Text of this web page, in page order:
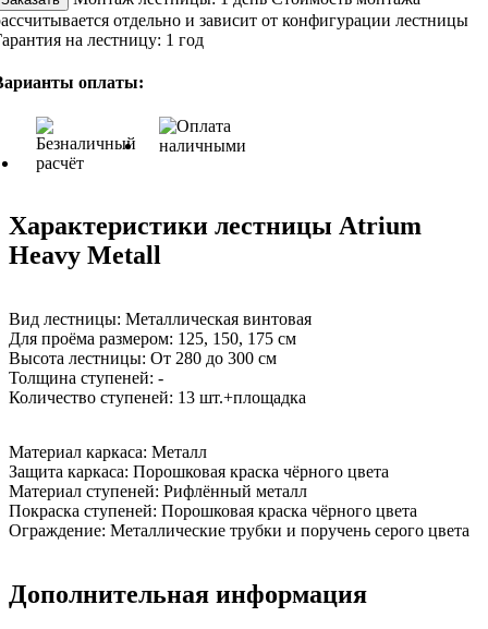
отдельно и зависит от конфигурации лестницы
на лестницу: 1 год
оплаты:
Характеристики лестницы Atrium
Heavy Metall
Вид лестницы: Металлическая винтовая
Для проёма размером: 125, 150, 175 см
Высота лестницы: От 280 до 300 см
Толщина ступеней: -
Количество ступеней: 13 шт.+площадка
Материал каркаса: Металл
Защита каркаса: Порошковая краска чёрного цвета
Материал ступеней: Рифлённый металл
Покраска ступеней: Порошковая краска чёрного цвета
Ограждение: Металлические трубки и поручень серого цвета
Дополнительная информация